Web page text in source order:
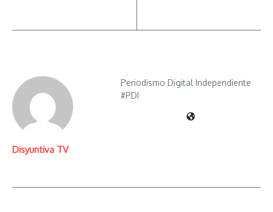
Disyuntiva TV
Periodismo Digital Independiente
#PDI